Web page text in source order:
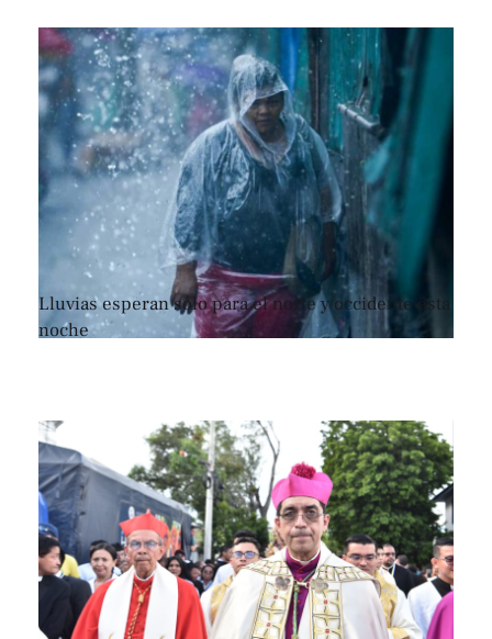
Lluvias esperan sólo para el norte y occidente esta
noche